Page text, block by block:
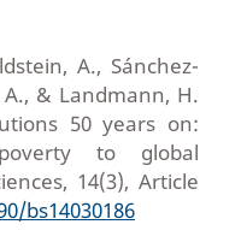
A., Sánchez-
& Landmann, H.
50 years on:
to global
14(3), Article
bs14030186